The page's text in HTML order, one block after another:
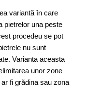
variantă în care
pietrelor una peste
procedeu se pot
nu sunt
Varianta aceasta
unor zone
fi grădina sau zona